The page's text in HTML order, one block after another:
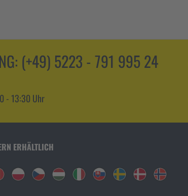
(+49) 5223 - 791 995 24
- 13:30 Uhr
ERHÄLTLICH